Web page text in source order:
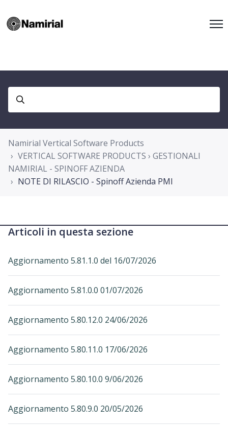
Namirial Vertical Software Products
VERTICAL SOFTWARE PRODUCTS › GESTIONALI
NAMIRIAL - SPINOFF AZIENDA
NOTE DI RILASCIO - Spinoff Azienda PMI
Articoli in questa sezione
Aggiornamento 5.81.1.0 del 16/07/2026
Aggiornamento 5.81.0.0 01/07/2026
Aggiornamento 5.80.12.0 24/06/2026
Aggiornamento 5.80.11.0 17/06/2026
Aggiornamento 5.80.10.0 9/06/2026
Aggiornamento 5.80.9.0 20/05/2026